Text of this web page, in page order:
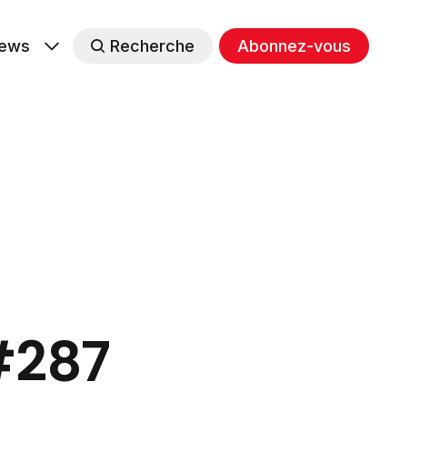
Recherche Abonnez-vous